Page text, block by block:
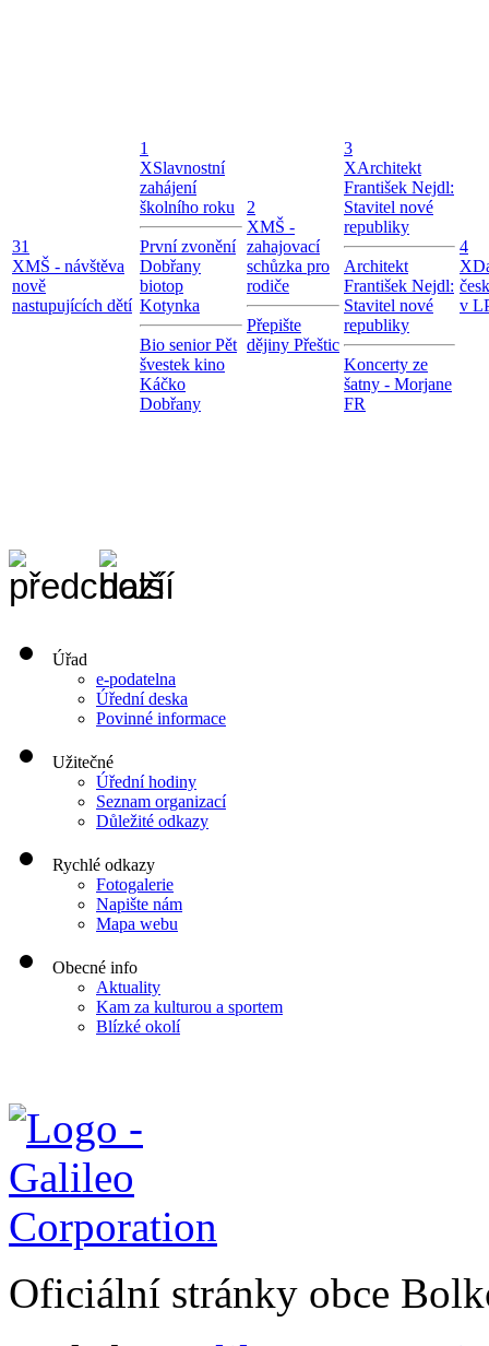
31
XMŠ - návštěva
nově
nastupujících dětí
1
XSlavnostní
zahájení
školního roku
První zvonění
Dobřany
biotop
Kotynka
Bio senior Pět
švestek kino
Káčko
Dobřany
2
XMŠ -
zahajovací
schůzka pro
rodiče
Přepište
dějiny Přeštic
3
XArchitekt
František Nejdl:
Stavitel nové
republiky
Architekt
František Nejdl:
Stavitel nové
republiky
Koncerty ze
šatny - Morjane
FR
4
X
v
Úřad
e-podatelna
Úřední deska
Povinné informace
Užitečné
Úřední hodiny
Seznam organizací
Důležité odkazy
Rychlé odkazy
Fotogalerie
Napište nám
Mapa webu
Obecné info
Aktuality
Kam za kulturou a sportem
Blízké okolí
Oficiální stránky obce